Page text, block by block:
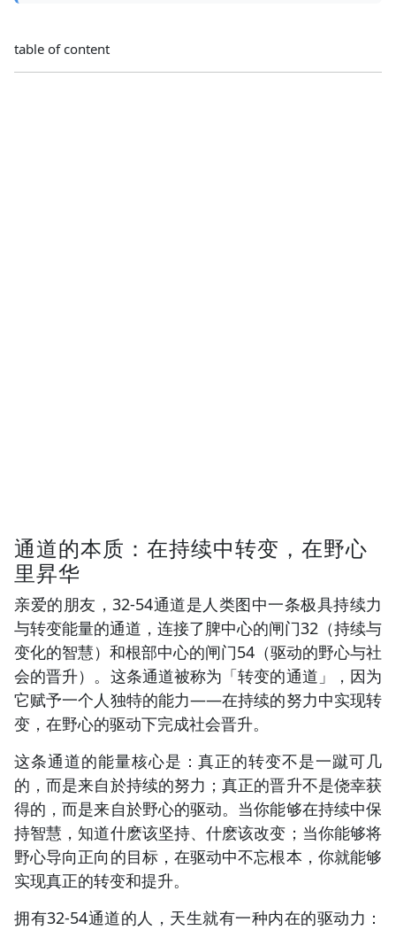
table of content
通道的本质：在持续中转变，在野心
里昇华
亲爱的朋友，32-54通道是人类图中一条极具持续力
与转变能量的通道，连接了脾中心的闸门32（持续与
变化的智慧）和根部中心的闸门54（驱动的野心与社
会的晋升）。这条通道被称为「转变的通道」，因为
它赋予一个人独特的能力——在持续的努力中实现转
变，在野心的驱动下完成社会晋升。
这条通道的能量核心是：真正的转变不是一蹴可几
的，而是来自於持续的努力；真正的晋升不是侥幸获
得的，而是来自於野心的驱动。当你能够在持续中保
持智慧，知道什麽该坚持、什麽该改变；当你能够将
野心导向正向的目标，在驱动中不忘根本，你就能够
实现真正的转变和提升。
拥有32-54通道的人，天生就有一种内在的驱动力：